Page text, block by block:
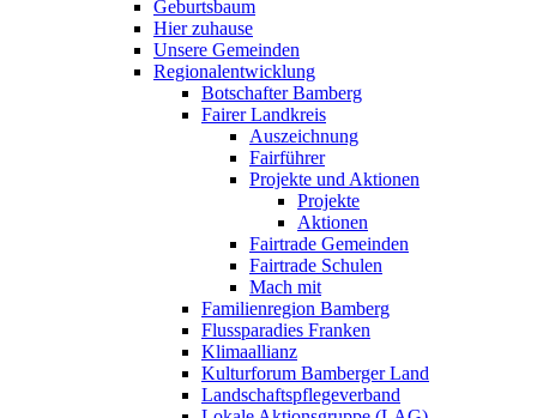
Geburtsbaum
Hier zuhause
Unsere Gemeinden
Regionalentwicklung
Botschafter Bamberg
Fairer Landkreis
Auszeichnung
Fairführer
Projekte und Aktionen
Projekte
Aktionen
Fairtrade Gemeinden
Fairtrade Schulen
Mach mit
Familienregion Bamberg
Flussparadies Franken
Klimaallianz
Kulturforum Bamberger Land
Landschaftspflegeverband